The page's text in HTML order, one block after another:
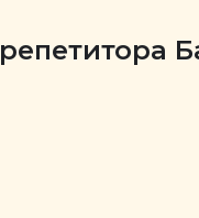
репетитора